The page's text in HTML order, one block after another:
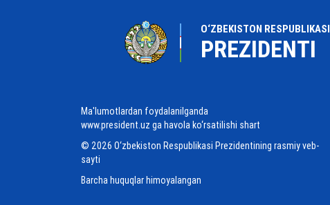
O‘ZBEKISTON RESPUBLIKASI
PREZIDENTI
Ma'lumotlardan foydalanilganda
www.president.uz ga havola ko‘rsatilishi shart
© 2026 O‘zbekiston Respublikasi Prezidentining rasmiy veb-
sayti
Barcha huquqlar himoyalangan